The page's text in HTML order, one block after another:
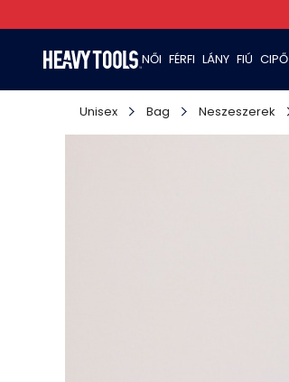
NŐI FÉRFI LÁNY FIÚ CIPŐ
Unisex Bag Neszeszerek